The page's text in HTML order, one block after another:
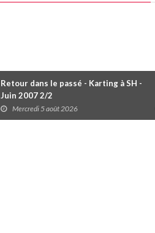
Retour dans le passé - Karting à SH -
Juin 2007 2/2
Mercredi 5 août 2026